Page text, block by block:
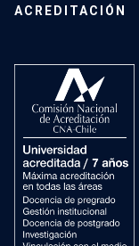
ACREDITACIÓN